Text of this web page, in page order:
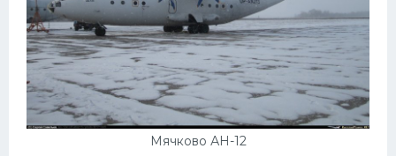
Мячково АН-12